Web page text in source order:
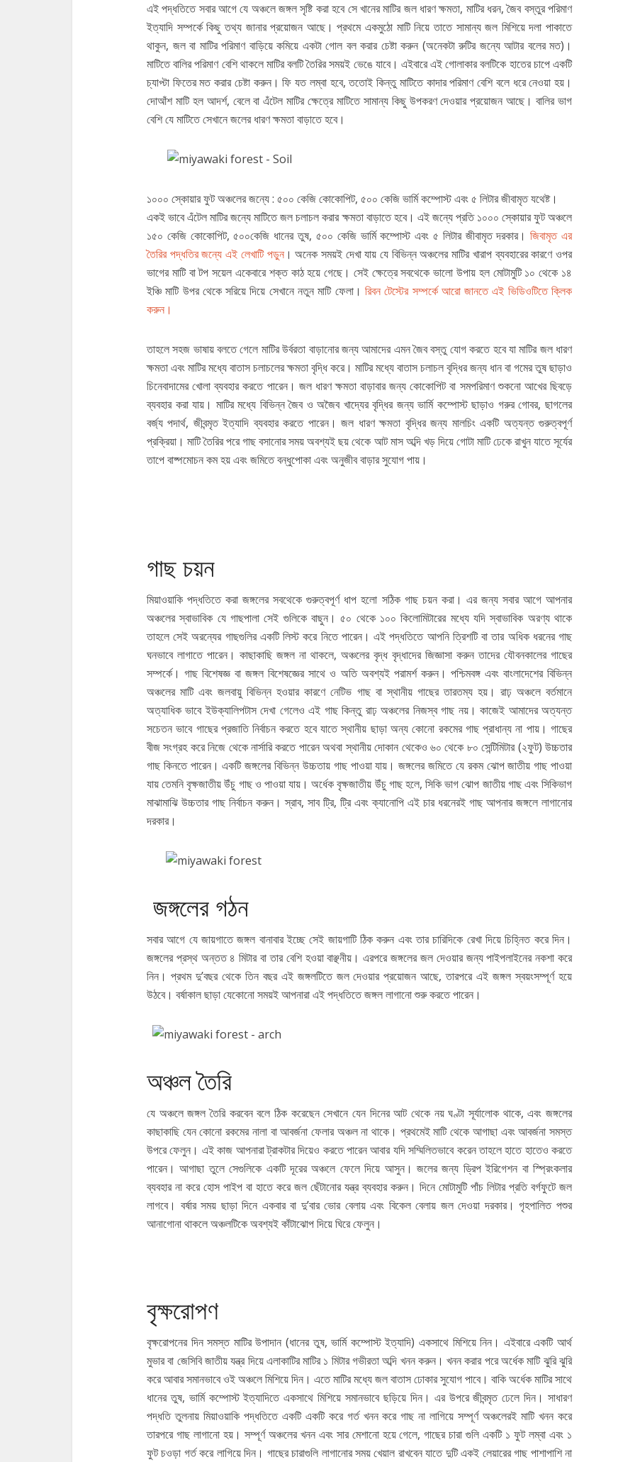
এই পদ্ধতিতে সবার আগে যে অঞ্চলে জঙ্গল সৃষ্টি করা হবে সে খানের মাটির জল ধারণ ক্ষমতা, মাটির ধরন, জৈব বস্তুর পরিমাণ
ইত্যাদি সম্পর্কে কিছু তথ্য জানার প্রয়োজন আছে। প্রথমে একমুঠো মাটি নিয়ে তাতে সামান্য জল মিশিয়ে দলা পাকাতে
থাকুন, জল বা মাটির পরিমাণ বাড়িয়ে কমিয়ে একটা গোল বল করার চেষ্টা করুন (অনেকটা রুটির জন্যে আটার বলের মত)।
মাটিতে বালির পরিমাণ বেশি থাকলে মাটির বলটি তৈরির সময়ই ভেঙে যাবে। এইবারে এই গোলাকার বলটিকে হাতের চাপে একটি
চ্যাপ্টা ফিতের মত করার চেষ্টা করুন। ফি যত লম্বা হবে, ততোই কিন্তু মাটিতে কাদার পরিমাণ বেশি বলে ধরে নেওয়া হয়।
দোআঁশ মাটি হল আদর্শ, বেলে বা এঁটেল মাটির ক্ষেত্রে মাটিতে সামান্য কিছু উপকরণ দেওয়ার প্রয়োজন আছে। বালির ভাগ
বেশি যে মাটিতে সেখানে জলের ধারণ ক্ষমতা বাড়াতে হবে।
১০০০ স্কোয়ার ফুট অঞ্চলের জন্যে : ৫০০ কেজি কোকোপিট, ৫০০ কেজি ভার্মি কম্পোস্ট এবং ৫ লিটার জীবামৃত যথেষ্ট।
একই ভাবে এঁটেল মাটির জন্যে মাটিতে জল চলাচল করার ক্ষমতা বাড়াতে হবে। এই জন্যে প্রতি ১০০০ স্কোয়ার ফুট অঞ্চলে
১৫০ কেজি কোকোপিট, ৫০০কেজি ধানের তুষ, ৫০০ কেজি ভার্মি কম্পোস্ট এবং ৫ লিটার জীবামৃত দরকার।জিবামৃত এর
তৈরির পদ্ধতির জন্যে এই লেখাটি পড়ুন। অনেক সময়ই দেখা যায় যে বিভিন্ন অঞ্চলের মাটির খারাপ ব্যবহারের কারণে ওপর
ভাগের মাটি বা টপ সয়েল একেবারে শক্ত কাঠ হয়ে গেছে। সেই ক্ষেত্রে সবথেকে ভালো উপায় হল মোটামুটি ১০ থেকে ১৪
ইঞ্চি মাটি উপর থেকে সরিয়ে দিয়ে সেখানে নতুন মাটি ফেলা। রিবন টেস্টের সম্পর্কে আরো জানতে এই ভিডিওটিতে ক্লিক
করুন।
তাহলে সহজ ভাষায় বলতে গেলে মাটির উর্বরতা বাড়ানোর জন্য আমাদের এমন জৈব বস্তু যোগ করতে হবে যা মাটির জল ধারণ
ক্ষমতা এবং মাটির মধ্যে বাতাস চলাচলের ক্ষমতা বৃদ্ধি করে। মাটির মধ্যে বাতাস চলাচল বৃদ্ধির জন্য ধান বা গমের তুষ ছাড়াও
চিনেবাদামের খোলা ব্যবহার করতে পারেন। জল ধারণ ক্ষমতা বাড়াবার জন্য কোকোপিট বা সমপরিমাণ শুকনো আখের ছিবড়ে
ব্যবহার করা যায়। মাটির মধ্যে বিভিন্ন জৈব ও অজৈব খাদ্যের বৃদ্ধির জন্য ভার্মি কম্পোস্ট ছাড়াও গরুর গোবর, ছাগলের
বর্জ্য পদার্থ, জীবন্মৃত ইত্যাদি ব্যবহার করতে পারেন। জল ধারণ ক্ষমতা বৃদ্ধির জন্য মালচিং একটি অত্যন্ত গুরুত্বপূর্ণ
প্রক্রিয়া। মাটি তৈরির পরে গাছ বসানোর সময় অবশ্যই ছয় থেকে আট মাস অব্দি খড় দিয়ে গোটা মাটি ঢেকে রাখুন যাতে সূর্যের
তাপে বাষ্পমোচন কম হয় এবং জমিতে বন্ধুপোকা এবং অনুজীব বাড়ার সুযোগ পায়।
গাছ চয়ন
মিয়াওয়াকি পদ্ধতিতে করা জঙ্গলের সবথেকে গুরুত্বপূর্ণ ধাপ হলো সঠিক গাছ চয়ন করা। এর জন্য সবার আগে আপনার
অঞ্চলের স্বাভাবিক যে গাছপালা সেই গুলিকে বাছুন। ৫০ থেকে ১০০ কিলোমিটারের মধ্যে যদি স্বাভাবিক অরণ্য থাকে
তাহলে সেই অরন্যের গাছগুলির একটি লিস্ট করে নিতে পারেন। এই পদ্ধতিতে আপনি ত্রিশটি বা তার অধিক ধরনের গাছ
ঘনভাবে লাগাতে পারেন। কাছাকাছি জঙ্গল না থাকলে, অঞ্চলের বৃদ্ধ বৃদ্ধাদের জিজ্ঞাসা করুন তাদের যৌবনকালের গাছের
সম্পর্কে। গাছ বিশেষজ্ঞ বা জঙ্গল বিশেষজ্ঞের সাথে ও অতি অবশ্যই পরামর্শ করুন। পশ্চিমবঙ্গ এবং বাংলাদেশের বিভিন্ন
অঞ্চলের মাটি এবং জলবায়ু বিভিন্ন হওয়ার কারণে নেটিভ গাছ বা স্থানীয় গাছের তারতম্য হয়। রাঢ় অঞ্চলে বর্তমানে
অত্যাধিক ভাবে ইউক্যালিপটাস দেখা গেলেও এই গাছ কিন্তু রাঢ় অঞ্চলের নিজস্ব গাছ নয়। কাজেই আমাদের অত্যন্ত
সচেতন ভাবে গাছের প্রজাতি নির্বাচন করতে হবে যাতে স্থানীয় ছাড়া অন্য কোনো রকমের গাছ প্রাধান্য না পায়। গাছের
বীজ সংগ্রহ করে নিজে থেকে নার্সারি করতে পারেন অথবা স্থানীয় দোকান থেকেও ৬০ থেকে ৮০ সেন্টিমিটার (২ফুট) উচ্চতার
গাছ কিনতে পারেন। একটি জঙ্গলের বিভিন্ন উচ্চতায় গাছ পাওয়া যায়। জঙ্গলের জমিতে যে রকম ঝোপ জাতীয় গাছ পাওয়া
যায় তেমনি বৃক্ষজাতীয় উঁচু গাছ ও পাওয়া যায়। অর্ধেক বৃক্ষজাতীয় উঁচু গাছ হলে, সিকি ভাগ ঝোপ জাতীয় গাছ এবং সিকিভাগ
মাঝামাঝি উচ্চতার গাছ নির্বাচন করুন। স্রাব, সাব ট্রি, ট্রি এবং ক্যানোপি এই চার ধরনেরই গাছ আপনার জঙ্গলে লাগানোর
দরকার।
জঙ্গলের গঠন
সবার আগে যে জায়গাতে জঙ্গল বানাবার ইচ্ছে সেই জায়গাটি ঠিক করুন এবং তার চারিদিকে রেখা দিয়ে চিহ্নিত করে দিন।
জঙ্গলের প্রস্থ অন্তত ৪ মিটার বা তার বেশি হওয়া বাঞ্ছনীয়। এরপরে জঙ্গলের জল দেওয়ার জন্য পাইপলাইনের নকশা করে
নিন। প্রথম দু’বছর থেকে তিন বছর এই জঙ্গলটিতে জল দেওয়ার প্রয়োজন আছে, তারপরে এই জঙ্গল স্বয়ংসম্পূর্ণ হয়ে
উঠবে। বর্ষাকাল ছাড়া যেকোনো সময়ই আপনারা এই পদ্ধতিতে জঙ্গল লাগানো শুরু করতে পারেন।
অঞ্চল তৈরি
যে অঞ্চলে জঙ্গল তৈরি করবেন বলে ঠিক করেছেন সেখানে যেন দিনের আট থেকে নয় ঘণ্টা সূর্যালোক থাকে, এবং জঙ্গলের
কাছাকাছি যেন কোনো রকমের নালা বা আবর্জনা ফেলার অঞ্চল না থাকে। প্রথমেই মাটি থেকে আগাছা এবং আবর্জনা সমস্ত
উপরে ফেলুন। এই কাজ আপনারা ট্রাকটার দিয়েও করতে পারেন আবার যদি সম্মিলিতভাবে করেন তাহলে হাতে হাতেও করতে
পারেন। আগাছা তুলে সেগুলিকে একটি দূরের অঞ্চলে ফেলে দিয়ে আসুন। জলের জন্য ড্রিপ ইরিগেশন বা স্প্রিংকলার
ব্যবহার না করে হোস পাইপ বা হাতে করে জল ছেঁটানোর যন্ত্র ব্যবহার করুন। দিনে মোটামুটি পাঁচ লিটার প্রতি বর্গফুটে জল
লাগবে। বর্ষার সময় ছাড়া দিনে একবার বা দু’বার ভোর বেলায় এবং বিকেল বেলায় জল দেওয়া দরকার। গৃহপালিত পশুর
আনাগোনা থাকলে অঞ্চলটিকে অবশ্যই কাঁটাঝোপ দিয়ে ঘিরে ফেলুন।
বৃক্ষরোপণ
বৃক্ষরোপনের দিন সমস্ত মাটির উপাদান (ধানের তুষ, ভার্মি কম্পোস্ট ইত্যাদি) একসাথে মিশিয়ে নিন। এইবারে একটি আর্থ
মুভার বা জেসিবি জাতীয় যন্ত্র দিয়ে এলাকাটির মাটির ১ মিটার গভীরতা অব্দি খনন করুন। খনন করার পরে অর্ধেক মাটি ঝুরি ঝুরি
করে আবার সমানভাবে ওই অঞ্চলে মিশিয়ে দিন। এতে মাটির মধ্যে জল বাতাস ঢোকার সুযোগ পাবে। বাকি অর্ধেক মাটির সাথে
ধানের তুষ, ভার্মি কম্পোস্ট ইত্যাদিতে একসাথে মিশিয়ে সমানভাবে ছড়িয়ে দিন। এর উপরে জীবন্মৃত ঢেলে দিন। সাধারণ
পদ্ধতি তুলনায় মিয়াওয়াকি পদ্ধতিতে একটি একটি করে গর্ত খনন করে গাছ না লাগিয়ে সম্পূর্ণ অঞ্চলেরই মাটি খনন করে
তারপরে গাছ লাগানো হয়। সম্পূর্ণ অঞ্চলের খনন এবং সার মেশানো হয়ে গেলে, গাছের চারা গুলি একটি ১ ফুট লম্বা এবং ১
ফুট চওড়া গর্ত করে লাগিয়ে দিন। গাছের চারাগুলি লাগানোর সময় খেয়াল রাখবেন যাতে দুটি একই লেয়ারের গাছ পাশাপাশি না